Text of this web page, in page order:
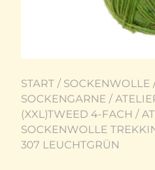
START / SOCKENWOLLE
SOCKENGARNE /
(XXL)TWEED 4-FACH /
SOCKENWOLLE
307 LEUCHTGRÜN